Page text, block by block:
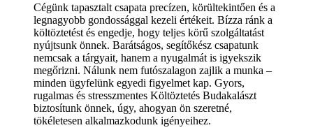
Cégünk tapasztalt csapata precízen, körültekintően és a
legnagyobb gondossággal kezeli értékeit. Bízza ránk a
költöztetést és engedje, hogy teljes körű szolgáltatást
nyújtsunk önnek. Barátságos, segítőkész csapatunk
nemcsak a tárgyait, hanem a nyugalmát is igyekszik
megőrizni. Nálunk nem futószalagon zajlik a munka –
minden ügyfelünk egyedi figyelmet kap. Gyors,
rugalmas és stresszmentes Költöztetés Budakalászt
biztosítunk önnek, úgy, ahogyan ön szeretné,
tökéletesen alkalmazkodunk igényeihez.